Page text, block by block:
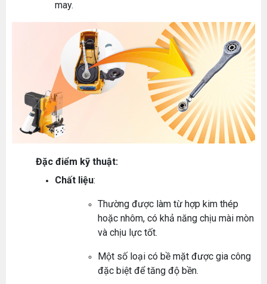
may.
Đặc điểm kỹ thuật:
Chất liệu:
Thường được làm từ hợp kim thép
hoặc nhôm, có khả năng chịu mài mòn
và chịu lực tốt.
Một số loại có bề mặt được gia công
đặc biệt để tăng độ bền.